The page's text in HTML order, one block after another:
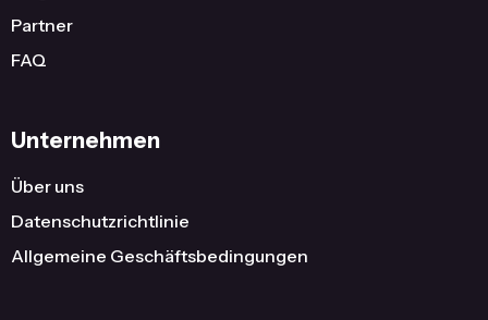
Partner
FAQ
Unternehmen
Über uns
Datenschutzrichtlinie
Allgemeine Geschäftsbedingungen